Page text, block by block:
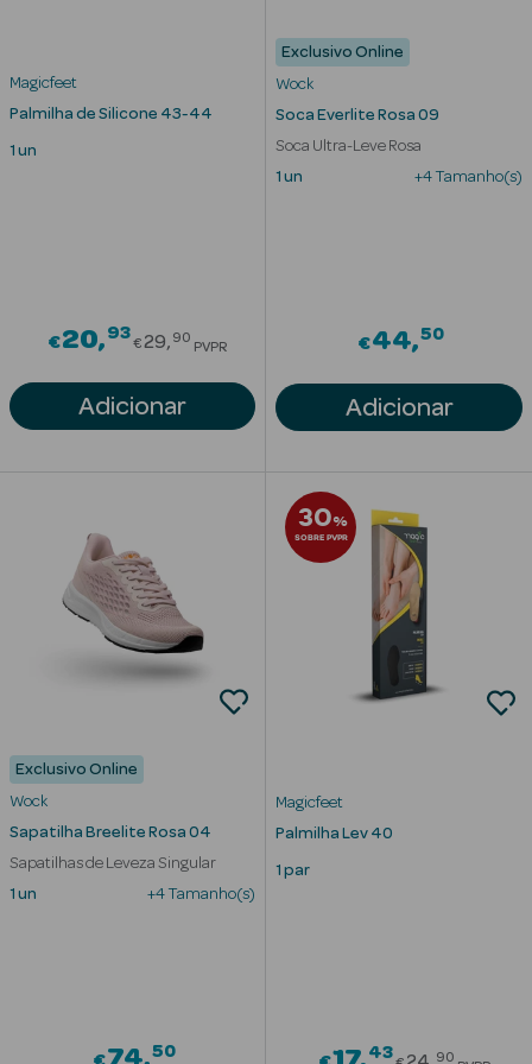
Manchas
Pele Seca
Vouchers
Oferta Estética
Magicfeet
Palmilha de Silicone 43-44
1 un
€20 93Price reduced from
€29 90
PVPR
Adicionar
Exclusivo Online
Wock
Soca Everlite Rosa 09
Soca Ultra-Leve Rosa
1 un
+4 Tamanho(s)
€44 50
Adicionar
Exclusivo Online
Wock
Sapatilha Breelite Rosa 04
Sapatilhas de Leveza Singular
1 un
+4 Tamanho(s)
74 50
30%
SOBRE PVPR
Magicfeet
Palmilha Lev 40
1 par
43Price
90